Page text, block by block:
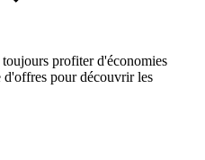
profiter d'économies
d'offres pour découvrir les